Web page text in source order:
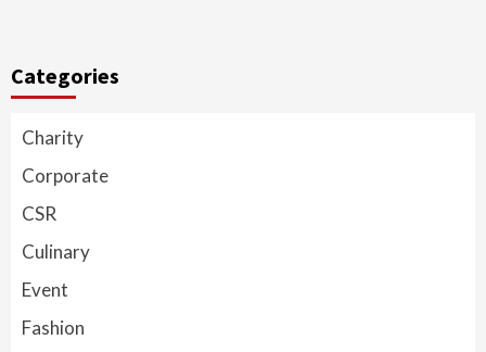
Categories
Charity
Corporate
CSR
Culinary
Event
Fashion